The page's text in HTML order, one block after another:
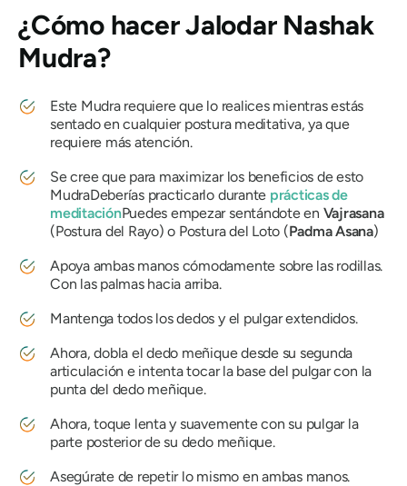
¿Cómo hacerJalodar Nashak
Mudra?
Este Mudrarequiere que lo realices mientras estás
sentado en cualquier postura meditativa, ya que
requiere más atención.
Se cree que para maximizar los beneficios de esto
MudraDeberías practicarlo durante prácticas de
meditaciónPuedes empezar sentándote en Vajrasana
(Postura del Rayo) o Postura del Loto (PadmaAsana)
Apoya ambas manos cómodamente sobre las rodillas.
Con las palmas hacia arriba.
Mantenga todos los dedos y el pulgar extendidos.
Ahora, dobla el dedo meñique desde su segunda
articulación e intenta tocar la base del pulgar con la
punta del dedo meñique.
Ahora, toque lenta y suavemente con su pulgar la
parte posterior de su dedo meñique.
Asegúrate de repetir lo mismo en ambas manos.